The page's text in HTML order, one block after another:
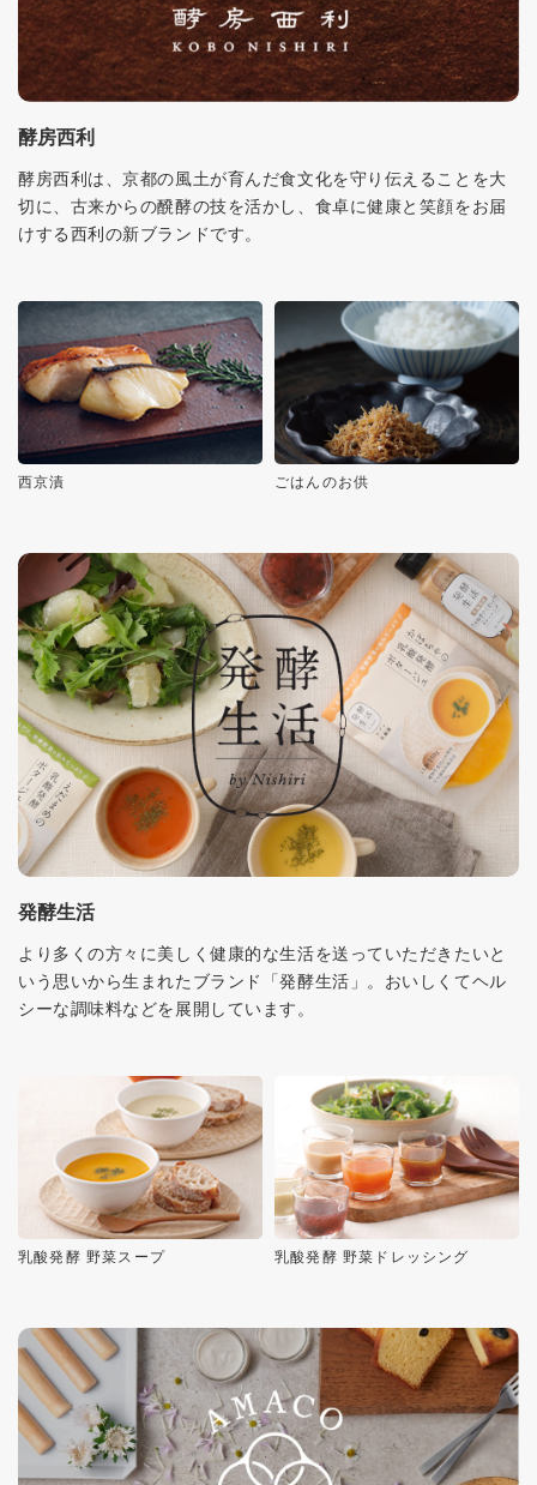
酵房西利
酵房西利は、京都の風土が育んだ食文化を守り伝えることを大
切に、古来からの醗酵の技を活かし、食卓に健康と笑顔をお届
けする西利の新ブランドです。
西京漬 ごはんのお供
発酵生活
より多くの方々に美しく健康的な生活を送っていただきたいと
いう思いから生まれたブランド「発酵生活」。おいしくてヘル
シーな調味料などを展開しています。
乳酸発酵 野菜スープ 乳酸発酵 野菜ドレッシング